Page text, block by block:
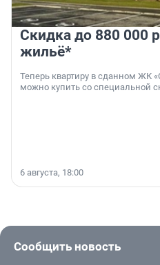
Скидка до 880 000
жильё*
Теперь квартиру в сданном ЖК
можно купить со специальной
6 августа, 18:00
Сообщить новость